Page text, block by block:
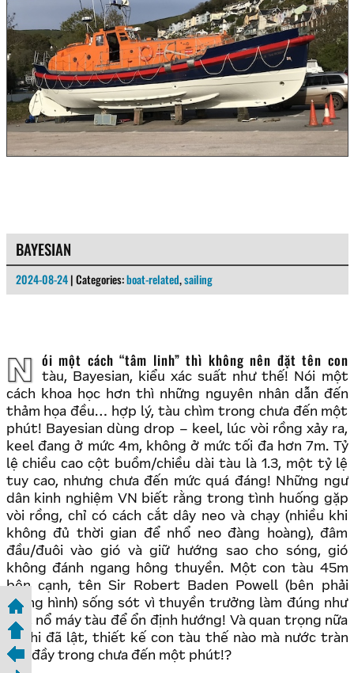
BAYESIAN
2024-08-24 | Categories:boat-related,sailing
Nói một cách “tâm linh” thì không nên đặt tên con
tàu, Bayesian, kiểu xác suất như thế! Nói một
cách khoa học hơn thì những nguyên nhân dẫn đến
thảm họa đều… hợp lý, tàu chìm trong chưa đến một
phút! Bayesian dùng drop – keel, lúc vòi rồng xảy ra,
keel đang ở mức 4m, không ở mức tối đa hơn 7m. Tỷ
lệ chiều cao cột buồm/chiều dài tàu là 1.3, một tỷ lệ
tuy cao, nhưng chưa đến mức quá đáng! Những ngư
dân kinh nghiệm VN biết rằng trong tình huống gặp
vòi rồng, chỉ có cách cắt dây neo và chạy (nhiều khi
không đủ thời gian để nhổ neo đàng hoàng), đâm
đầu/đuôi vào gió và giữ hướng sao cho sóng, gió
không đánh ngang hông thuyền. Một con tàu 45m
bên cạnh, tên Sir Robert Baden Powell (bên phải
trong hình) sống sót vì thuyền trưởng làm đúng như
thế, nổ máy tàu để ổn định hướng! Và quan trọng nữa
là khi đã lật, thiết kế con tàu thế nào mà nước tràn
vào đầy trong chưa đến một phút!?